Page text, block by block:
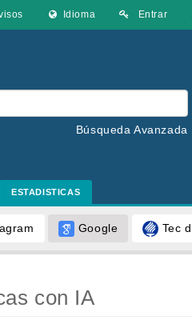
Entrar
Idioma
Búsqueda Avanzada
ESTADISTICAS
Google Tec
con IA